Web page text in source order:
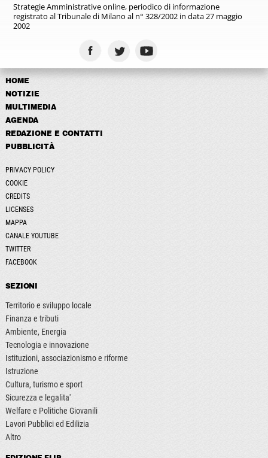
Strategie Amministrative online, periodico di informazione
registratoal Tribunale di Milano al n° 328/2002 in data 27 maggio
2002
HOME
NOTIZIE
MULTIMEDIA
AGENDA
REDAZIONE E CONTATTI
PUBBLICITÀ
PRIVACY POLICY
COOKIE
CREDITS
LICENSES
MAPPA
CANALE YOUTUBE
TWITTER
FACEBOOK
SEZIONI
Territorio e sviluppo locale
Finanza e tributi
Ambiente, Energia
Tecnologia e innovazione
Istituzioni, associazionismo e riforme
Istruzione
Cultura, turismo e sport
Sicurezza e legalita'
Welfare e Politiche Giovanili
Lavori Pubblici ed Edilizia
Altro